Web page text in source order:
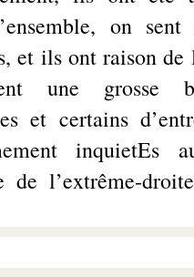
on sent
et ils ont raison de
une grosse
et certains
inquietEs
de l’extrême-